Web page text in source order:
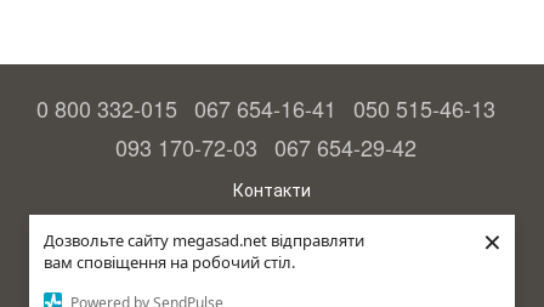
Дозвольте сайту megasad.net відправляти
вам сповіщення на робочий стіл.
Powered by SendPulse
×
0 800 332-015 067 654-16-41
050 515-46-13
093 170-72-03 067 654-29-42
Контакти
Повна версія сайту
© 2015—2026
Megasad – гарантія високого врожаю